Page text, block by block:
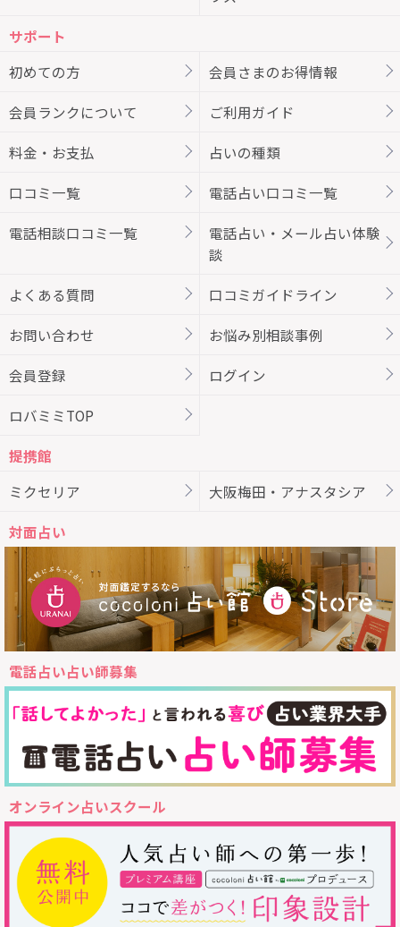
サポート
初めての方
会員さまのお得情報
会員ランクについて ご利用ガイド
料金・お支払 占いの種類
口コミ一覧 電話占い口コミ一覧
電話相談口コミ一覧
電話占い・メール占い体験
談
よくある質問 口コミガイドライン
お問い合わせ お悩み別相談事例
会員登録 ログイン
ロバミミTOP
提携館
ミクセリア
大阪梅田・アナスタシア
対面占い
電話占い占い師募集
オンライン占いスクール